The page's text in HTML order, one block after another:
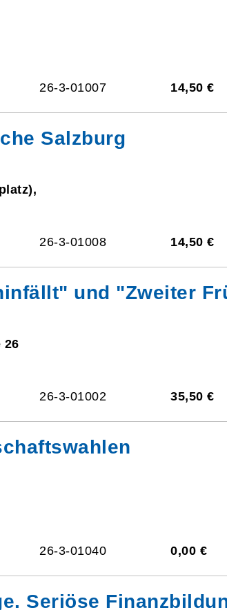
26-3-01007 14,50 €
Salzburg
26-3-01008 14,50 €
und "Zweiter
26
26-3-01002 35,50 €
26-3-01040 0,00 €
Seriöse